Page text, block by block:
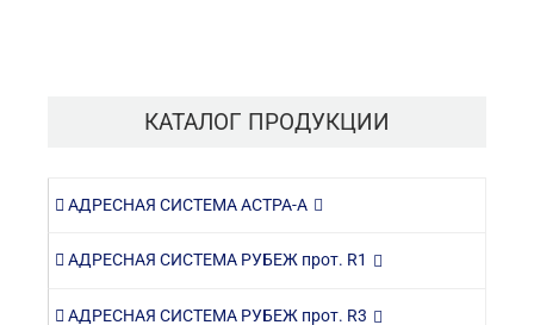
КАТАЛОГ ПРОДУКЦИИ
АДРЕСНАЯ СИСТЕМА АСТРА-А
АДРЕСНАЯ СИСТЕМА РУБЕЖ прот. R1
АДРЕСНАЯ СИСТЕМА РУБЕЖ прот. R3